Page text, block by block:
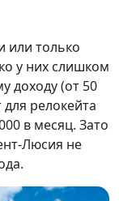
или только
у них слишком
доходу (от 50
релокейта
в месяц. Зато
Люсия не